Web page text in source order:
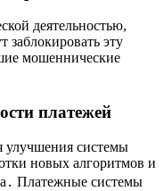
деятельностью,
эту
мошеннические
платежей
улучшения системы
новых алгоритмов и
Платежные системы